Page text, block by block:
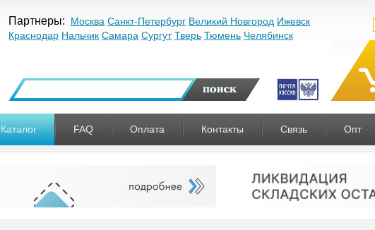
Партнеры: Москва Санкт-Петербург Великий Новгород Ижевск
Краснодар Нальчик Самара Сургут Тверь Тюмень Челябинск
Каталог FAQ Оплата Контакты Связь Опт